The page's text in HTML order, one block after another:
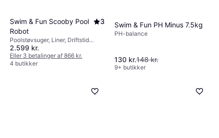
Swim & Fun Scooby Pool
Robot
3
Poolstøvsuger, Liner, Driftstid
2timer
2.599 kr.
Eller 3 betalinger af 866 kr.
4 butikker
Swim & Fun PH Minus 7.5kg
PH-balance
130 kr.148 kr.
9+ butikker